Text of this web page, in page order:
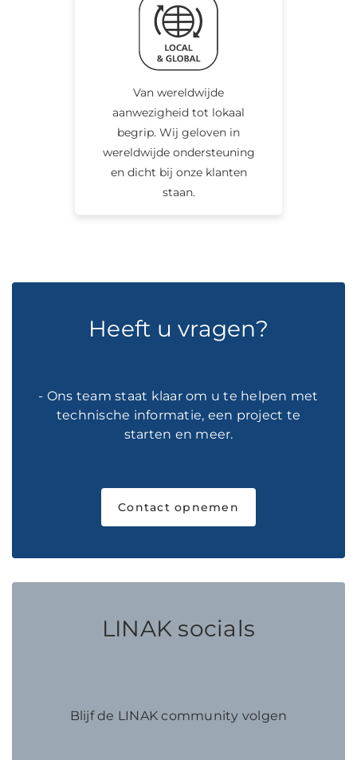
Van wereldwijde
aanwezigheid tot lokaal
begrip. Wij geloven in
wereldwijde ondersteuning
en dicht bij onze klanten
staan.
Heeft u vragen?
- Ons team staat klaar om u te helpen met
technische informatie, een project te
starten en meer.
Contact opnemen
LINAK socials
Blijf de LINAK community volgen